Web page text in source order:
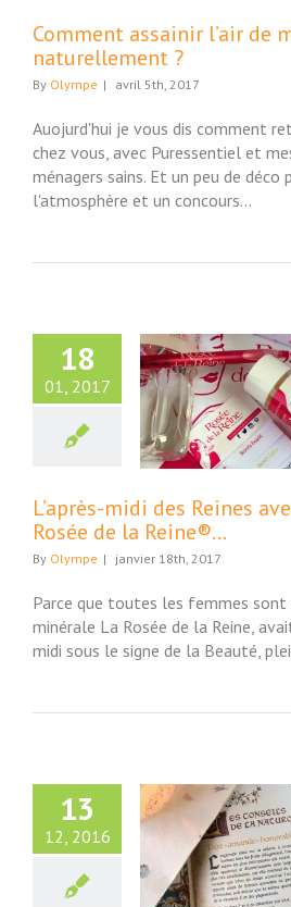
Comment assainir l’air de
naturellement ?
By Olympe | avril 5th, 2017
Auojurd'hui je vous dis comment
chez vous, avec Puressentiel et
ménagers sains. Et un peu de déco
l'atmosphère et un concours...
18
01, 2017
midi des Reines
minérale
de la Reine®…
L’après-midi des Reines
Rosée de la Reine®…
By Olympe | janvier 18th, 2017
Parce que toutes les femmes sont
minérale La Rosée de la Reine,
midi sous le signe de la Beauté,
13
12, 2016
et Remèdes
de Bingen
Macheteau.